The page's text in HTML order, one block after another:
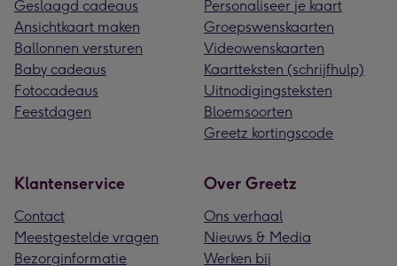
Geslaagd cadeaus
Ansichtkaart maken
Ballonnen versturen
Baby cadeaus
Fotocadeaus
Feestdagen
Personaliseer je kaart
Groepswenskaarten
Videowenskaarten
Kaartteksten (schrijfhulp)
Uitnodigingsteksten
Bloemsoorten
Greetz kortingscode
Klantenservice
Contact
Meestgestelde vragen
Bezorginformatie
Over Greetz
Ons verhaal
Nieuws & Media
Werken bij